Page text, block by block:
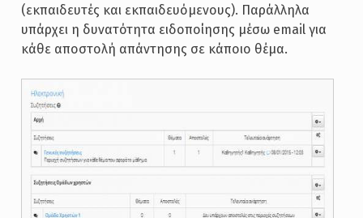
(εκπαιδευτές και εκπαιδευόμενους). Παράλληλα
υπάρχει η δυνατότητα ειδοποίησης μέσω email για
κάθε αποστολή απάντησης σε κάποιο θέμα.